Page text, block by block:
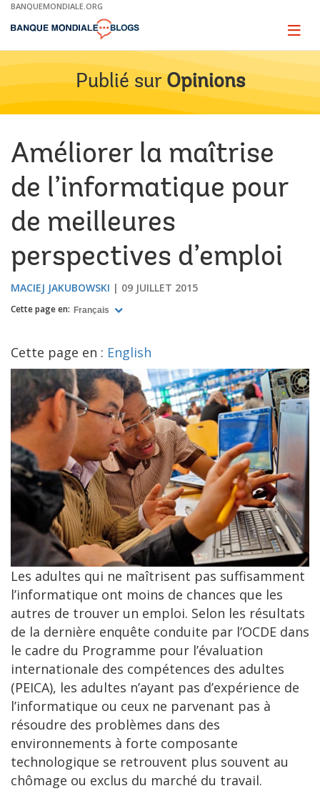
Skip
Main
BANQUEMONDIALE.ORG
Page
Publié sur Opinions
Améliorer la maîtrise
de l’informatique pour
de meilleures
perspectives d’emploi
MACIEJ JAKUBOWSKI 09 JUILLET 2015
Cette page en: Français
Cette page en : English
Les adultes qui ne maîtrisent pas suffisamment
l’informatique ont moins de chances que les
autres de trouver un emploi. Selon les résultats
de la dernière enquête conduite par l’OCDE dans
le cadre du Programme pour l’évaluation
internationale des compétences des adultes
(PEICA), les adultes n’ayant pas d’expérience de
l’informatique ou ceux ne parvenant pas à
résoudre des problèmes dans des
environnements à forte composante
technologique se retrouvent plus souvent au
chômage ou exclus du marché du travail.